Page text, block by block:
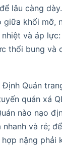
lâu càng
giữa khối mỡ,
và áp
thổi bung và
Quán
quán xá
nào nạo
và rẻ;
nặng phải